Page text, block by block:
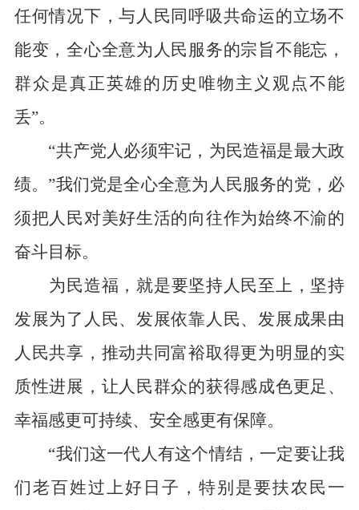
任何情况下，与人民同呼吸共命运的立场不
能变，全心全意为人民服务的宗旨不能忘，
群众是真正英雄的历史唯物主义观点不能
丢”。
“共产党人必须牢记，为民造福是最大政
绩。”我们党是全心全意为人民服务的党，必
须把人民对美好生活的向往作为始终不渝的
奋斗目标。
为民造福，就是要坚持人民至上，坚持
发展为了人民、发展依靠人民、发展成果由
人民共享，推动共同富裕取得更为明显的实
质性进展，让人民群众的获得感成色更足、
幸福感更可持续、安全感更有保障。
“我们这一代人有这个情结，一定要让我
们老百姓过上好日子，特别是要扶农民一